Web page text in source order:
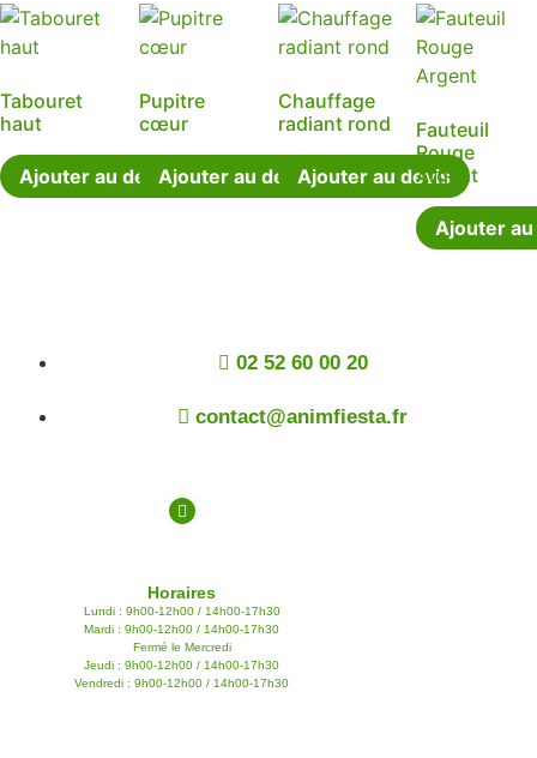
Tabouret
haut
Ajouter au devis
Pupitre
cœur
Ajouter au devis
Chauffage
radiant rond
Ajouter au devis
Fauteuil
Rouge
Argent
Ajouter
02 52 60 00 20
contact@animfiesta.fr
Horaires
Lundi : 9h00-12h00 / 14h00-17h30
Mardi : 9h00-12h00 / 14h00-17h30
Fermé le Mercredi
Jeudi : 9h00-12h00 / 14h00-17h30
Vendredi : 9h00-12h00 / 14h00-17h30